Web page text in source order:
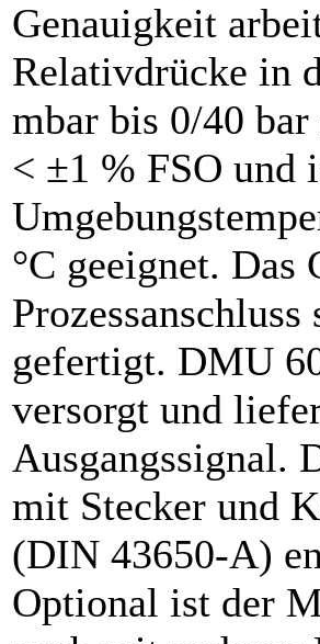
Genauigkeit
Relativdrücke in
mbar bis 0/40
< ±1 % FSO und
°C geeignet. Das
gefertigt. DMU
versorgt und
Ausgangssignal.
mit Stecker und
(DIN 43650-A)
Optional ist der